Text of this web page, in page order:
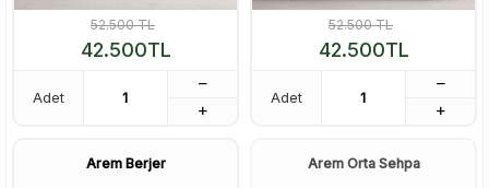
52.500TL
42.500TL
Adet
52.500TL
42.500TL
Adet
Arem Berjer Arem Orta Sehpa